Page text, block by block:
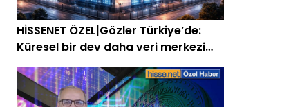
HİSSENET ÖZEL|Gözler Türkiye’de:
Küresel bir dev daha veri merkezi
kurabilir